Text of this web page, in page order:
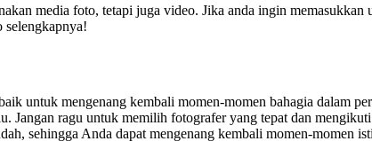
media foto, tetapi juga video. Jika anda ingin
selengkapnya!
untuk mengenang kembali momen-momen bahagia dalam
Jangan ragu untuk memilih fotografer yang tepat dan
sehingga Anda dapat mengenang kembali momen-momen